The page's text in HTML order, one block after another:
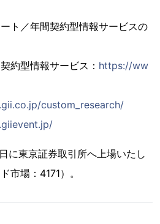
ト／年間契約型情報サービスの
約型情報サービス： https://ww
custom_research/
に東京証券取引所へ上場いたし
市場：4171）。